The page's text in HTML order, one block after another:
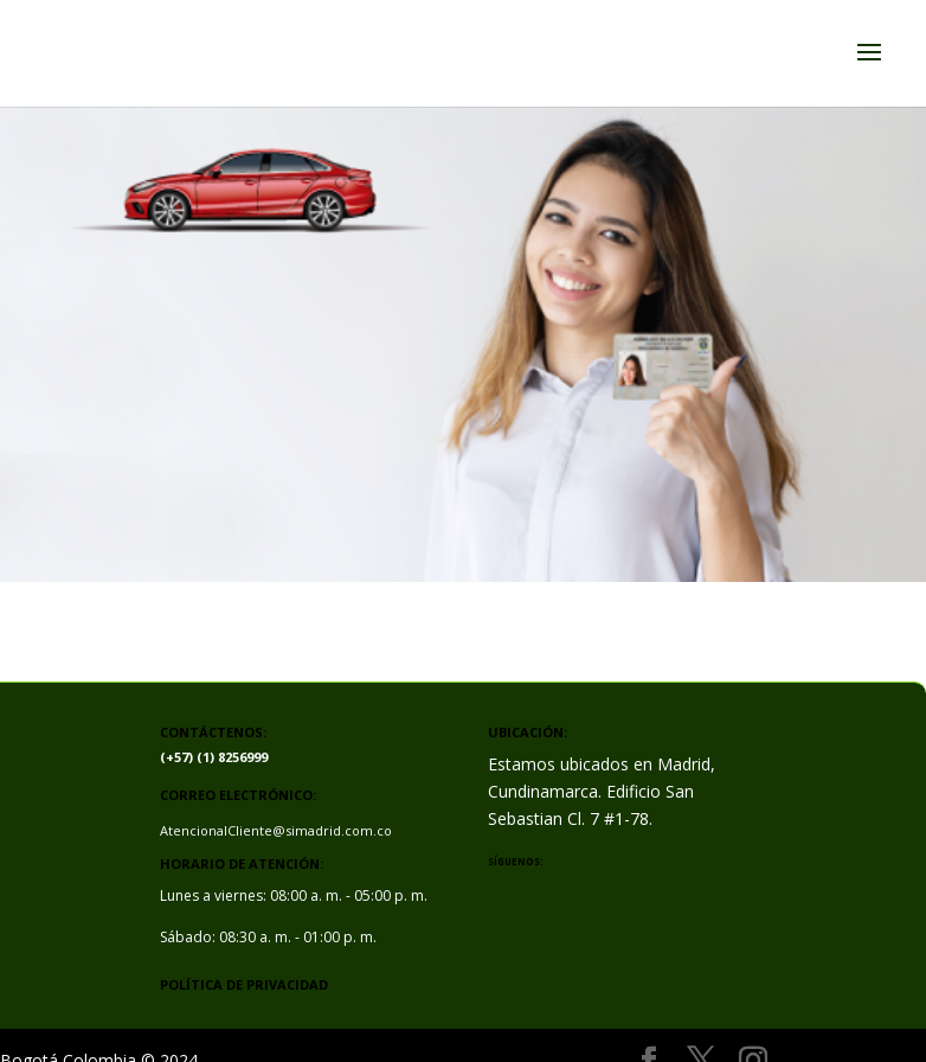
CONTÁCTENOS:
(+57) (1) 8256999
CORREO ELECTRÓNICO:
AtencionalCliente@simadrid.com.co
HORARIO DE ATENCIÓN:
Lunes a viernes: 08:00 a. m. - 05:00 p. m.
Sábado: 08:30 a. m. - 01:00 p. m.
POLÍTICA DE PRIVACIDAD
UBICACIÓN:
Estamos ubicados en Madrid,
Cundinamarca. Edificio San
Sebastian Cl. 7 #1-78.
SÍGUENOS: